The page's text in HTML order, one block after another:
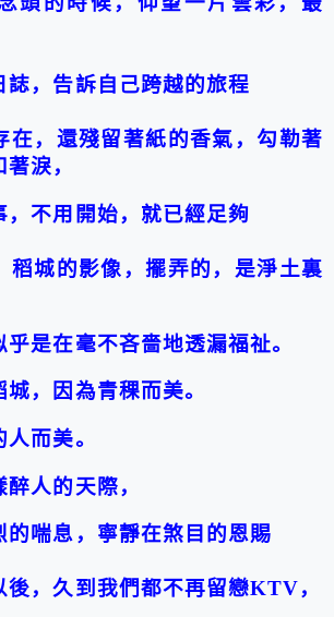
誌，告訴自己跨越的旅程
在，還殘留著紙的香氣，勾勒著
淚，
，不用開始，就已經足夠
稻城的影像，擺弄的，是淨土裏
是在毫不吝嗇地透漏福祉。
城，因為青稞而美。
而美。
人的天際，
的喘息，寧靜在煞目的恩賜
後，久到我們都不再留戀KTV，